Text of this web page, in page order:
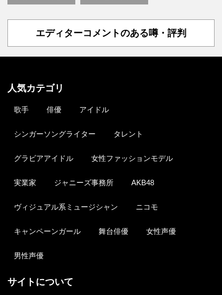
エディターコメントのある噂・評判
人気カテゴリ
歌手 俳優 アイドル
シンガーソングライター タレント
グラビアアイドル 女性ファッションモデル
実業家 ジャニーズ事務所 AKB48
ヴィジュアル系ミュージシャン ニコモ
キャンペーンガール 舞台俳優 女性声優
男性声優
サイトについて